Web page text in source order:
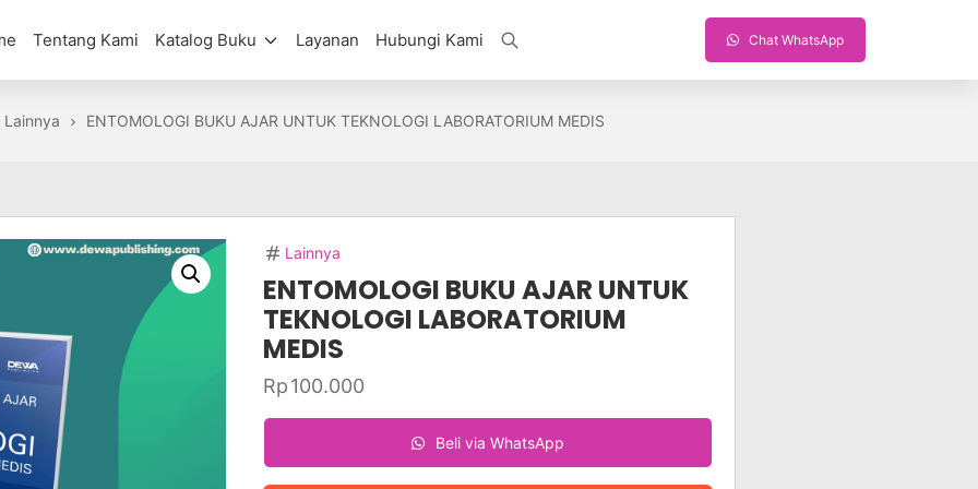
Tentang Kami Katalog Buku Layanan Hubungi Kami Chat WhatsApp
Lainnya ENTOMOLOGI BUKU AJAR UNTUK TEKNOLOGI LABORATORIUM MEDIS
Lainnya
ENTOMOLOGI BUKU AJAR UNTUK
TEKNOLOGI LABORATORIUM
MEDIS
Rp100.000
Beli via WhatsApp